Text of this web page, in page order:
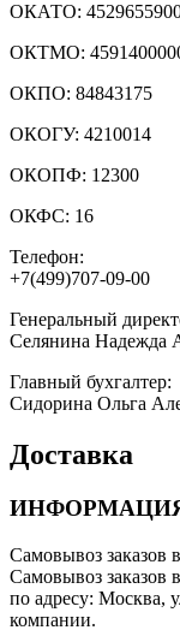
ОКАТО:
ОКТМО:
ОКПО: 84843175
ОКОГУ: 4210014
ОКОПФ: 12300
ОКФС: 16
Телефон:
+7(499)707-09-00
Генеральный
Селянина Надежда
Главный бухгалтер:
Сидорина Ольга
Доставка
Самовывоз
Самовывоз заказов
по адресу: Москва,
компании.